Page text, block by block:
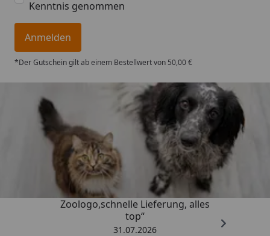
Kenntnis genommen
Anmelden
*Der Gutschein gilt ab einem Bestellwert von 50,00 €
Trusted Shops
4,73/ 5
„Gute Erfahrung mit
Zoologo,schnelle Lieferung, alles
top“
31.07.2026